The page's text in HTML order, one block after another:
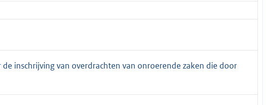
inschrijving van overdrachten van onroerende zaken die door